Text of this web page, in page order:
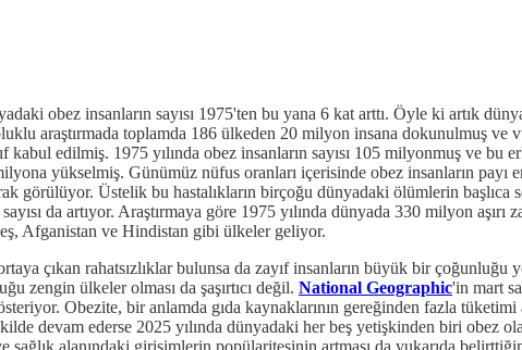
obez insanların sayısı 1975'ten bu yana 6 kat arttı. Öyle ki artık
araştırmada toplamda 186 ülkeden 20 milyon insana dokunulmuş
kabul edilmiş. 1975 yılında obez insanların sayısı 105 milyonmuş ve
yükselmiş. Günümüz nüfus oranları içerisinde obez insanların
görülüyor. Üstelik bu hastalıkların birçoğu dünyadaki ölümlerin başlıca
da artıyor. Araştırmaya göre 1975 yılında dünyada 330 milyon
Afganistan ve Hindistan gibi ülkeler geliyor.
çıkan rahatsızlıklar bulunsa da zayıf insanların büyük bir
zengin ülkeler olması da şaşırtıcı değil. National Geographic'in mart
Obezite, bir anlamda gıda kaynaklarının gereğinden fazla tüketimi
devam ederse 2025 yılında dünyadaki her beş yetişkinden biri obez
alanındaki girişimlerin popülaritesinin artması da yukarıda